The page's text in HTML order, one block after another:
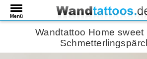
Menü
Wandtattoo Home sweet